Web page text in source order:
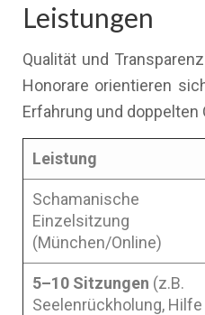
Leistungen
Qualität und
Honorare orientieren
Erfahrung und doppelten
Leistung
Schamanische
Einzelsitzung
(München/Online)
5–10 Sitzungen (z.B.
Seelenrückholung, Hilfe